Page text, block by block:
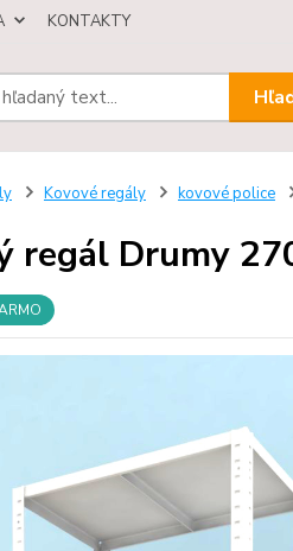
KONTAKTY
Kovové regály kovové police
regál Drumy